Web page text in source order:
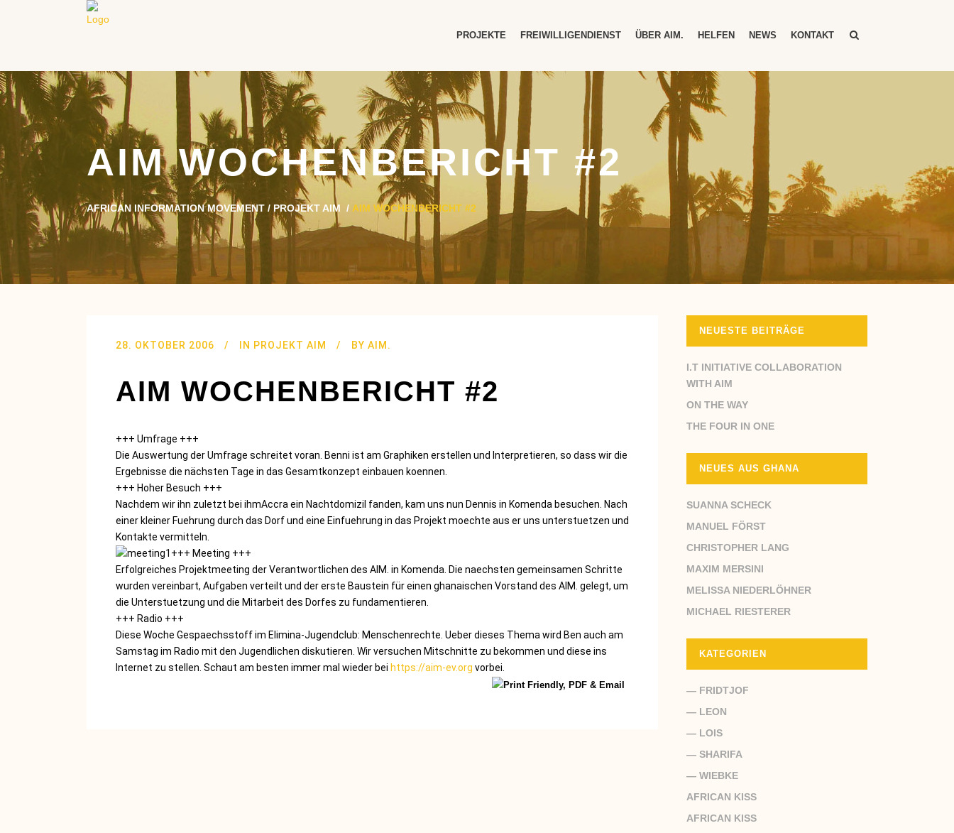
PROJEKTE FREIWILLIGENDIENST ÜBER AIM. HELFEN NEWS KONTAKT
AIM WOCHENBERICHT #2
AFRICAN INFORMATION MOVEMENT / PROJEKT AIM / AIM WOCHENBERICHT #2
28. OKTOBER 2006 IN PROJEKT AIM BY AIM.
AIM WOCHENBERICHT #2
+++ Umfrage +++
Die Auswertung der Umfrage schreitet voran. Benni ist am Graphiken erstellen und Interpretieren, so dass wir die
Ergebnisse die nächsten Tage in das Gesamtkonzept einbauen koennen.
+++ Hoher Besuch +++
Nachdem wir ihn zuletzt bei ihmAccra ein Nachtdomizil fanden, kam uns nun Dennis in Komenda besuchen. Nach
einer kleiner Fuehrung durch das Dorf und eine Einfuehrung in das Projekt moechte aus er uns unterstuetzen und
Kontakte vermitteln.
+++ Meeting +++
Erfolgreiches Projektmeeting der Verantwortlichen des AIM. in Komenda. Die naechsten gemeinsamen Schritte
wurden vereinbart, Aufgaben verteilt und der erste Baustein für einen ghanaischen Vorstand des AIM. gelegt, um
die Unterstuetzung und die Mitarbeit des Dorfes zu fundamentieren.
+++ Radio +++
Diese Woche Gespaechsstoff im Elimina-Jugendclub: Menschenrechte. Ueber dieses Thema wird Ben auch am
Samstag im Radio mit den Jugendlichen diskutieren. Wir versuchen Mitschnitte zu bekommen und diese ins
Internet zu stellen. Schaut am besten immer mal wieder bei https://aim-ev.org vorbei.
NEUESTE BEITRÄGE
I.T INITIATIVE COLLABORATION
WITH AIM
ON THE WAY
THE FOUR IN ONE
NEUES AUS GHANA
SUANNA SCHECK
MANUEL FÖRST
CHRISTOPHER LANG
MAXIM MERSINI
MELISSA NIEDERLÖHNER
MICHAEL RIESTERER
KATEGORIEN
— FRIDTJOF
— LEON
— LOIS
— SHARIFA
— WIEBKE
AFRICAN KISS
AFRICAN KISS